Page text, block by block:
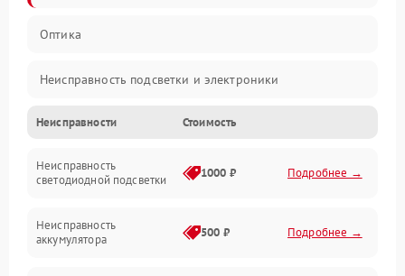
Оптика
Неисправность подсветки и электроники
Неисправность изображения
Электропитание
Неисправности Стоимость
Неисправность
светодиодной подсветки
1000 ₽ Подробнее →
Неисправность
аккумулятора
500 ₽ Подробнее →